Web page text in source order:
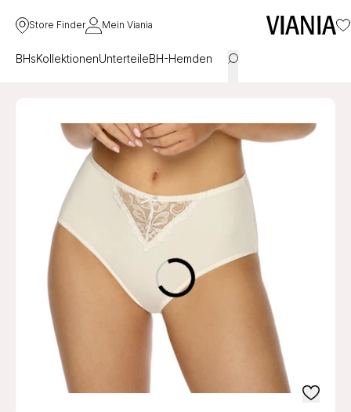
Store Finder Mein Viania
BHsKollektionenUnterteileBH-Hemden